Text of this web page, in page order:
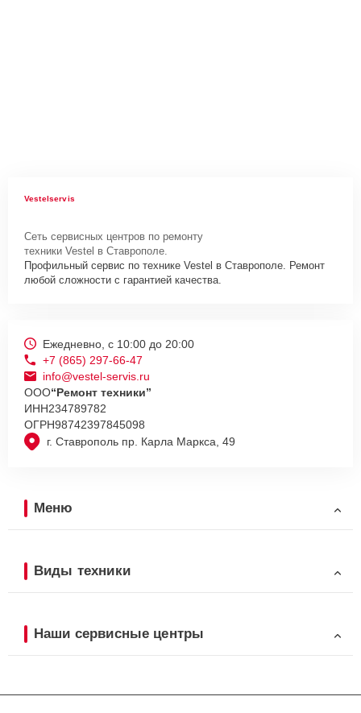
Vestelservis
Сеть сервисных центров по ремонту
техники Vestel в Ставрополе.
Профильный сервис по технике Vestel в Ставрополе. Ремонт
любой сложности с гарантией качества.
г. Ставрополь пр. Карла Маркса, 49
Ежедневно, с 10:00 до 20:00
+7 (865) 297-66-47
info@vestel-servis.ru
ООО“Ремонт техники”
ИНН234789782
ОГРН98742397845098
Меню
Виды техники
Наши сервисные центры